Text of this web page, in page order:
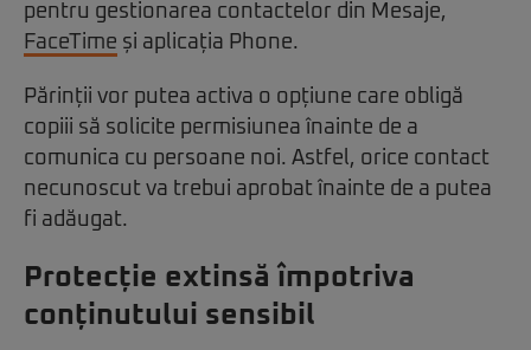
pentru gestionarea contactelor din Mesaje,
FaceTime și aplicația Phone.
Părinții vor putea activa o opțiune care obligă
copiii să solicite permisiunea înainte de a
comunica cu persoane noi. Astfel, orice contact
necunoscut va trebui aprobat înainte de a putea
fi adăugat.
Protecție extinsă împotriva
conținutului sensibil